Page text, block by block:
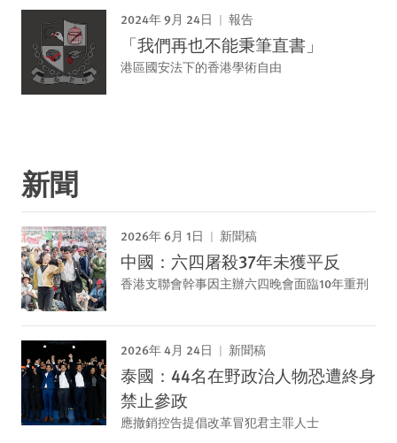
2024年 9月 24日 報告
「我們再也不能秉筆直書」
港區國安法下的香港學術自由
新聞
2026年 6月 1日 新聞稿
中國：六四屠殺37年未獲平反
香港支聯會幹事因主辦六四晚會面臨10年重刑
2026年 4月 24日 新聞稿
泰國：44名在野政治人物恐遭終身
禁止參政
應撤銷控告提倡改革冒犯君主罪人士